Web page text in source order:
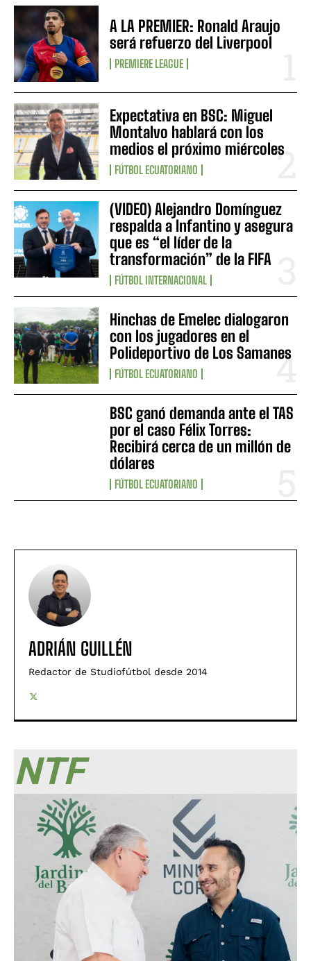
A LA PREMIER: Ronald Araujo
será refuerzo del Liverpool
PREMIERE LEAGUE
Expectativa en BSC: Miguel
Montalvo hablará con los
medios el próximo miércoles
FÚTBOL ECUATORIANO
(VIDEO) Alejandro Domínguez
respalda a Infantino y asegura
que es “el líder de la
transformación” de la FIFA
FÚTBOL INTERNACIONAL
Hinchas de Emelec dialogaron
con los jugadores en el
Polideportivo de Los Samanes
FÚTBOL ECUATORIANO
BSC ganó demanda ante el TAS
por el caso Félix Torres:
Recibirá cerca de un millón de
dólares
FÚTBOL ECUATORIANO
ADRIÁN GUILLÉN
Redactor de Studiofútbol desde 2014
NTF